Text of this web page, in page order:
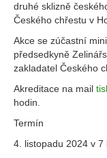
druhé sklizně
Českého chřestu v
Akce se zúčastní
předsedkyně
zakladatel Českého
Akreditace na mail
hodin.
Termín
4. listopadu 2024 v 7